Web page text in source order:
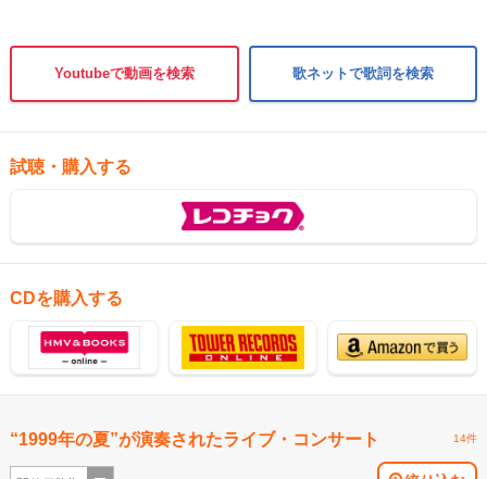
Youtubeで動画を検索 歌ネットで歌詞を検索
試聴・購入する
CDを購入する
“1999年の夏”が演奏されたライブ・コンサート 14件